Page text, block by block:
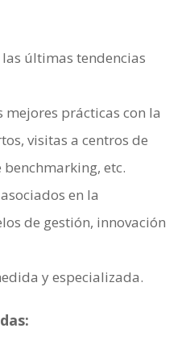
últimas tendencias
mejores prácticas con la
visitas a centros de
benchmarking, etc.
en la
de gestión, innovación
y especializada.